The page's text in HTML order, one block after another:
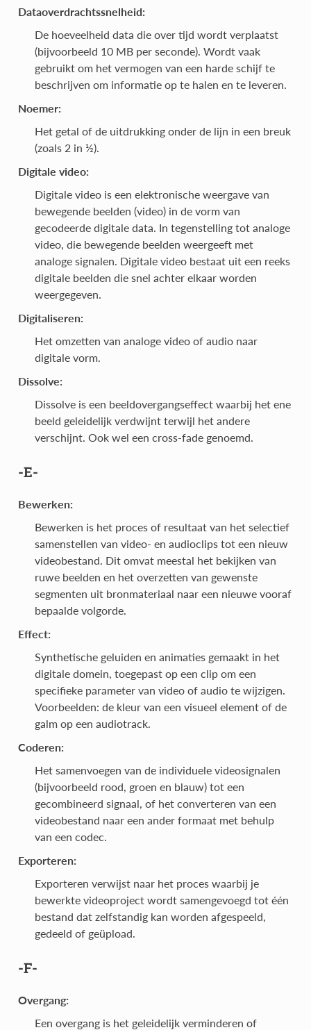
Dataoverdrachtssnelheid:
De hoeveelheid data die over tijd wordt verplaatst
(bijvoorbeeld 10 MB per seconde). Wordt vaak
gebruikt om het vermogen van een harde schijf te
beschrijven om informatie op te halen en te leveren.
Noemer:
Het getal of de uitdrukking onder de lijn in een breuk
(zoals 2 in ½).
Digitale video:
Digitale video is een elektronische weergave van
bewegende beelden (video) in de vorm van
gecodeerde digitale data. In tegenstelling tot analoge
video, die bewegende beelden weergeeft met
analoge signalen. Digitale video bestaat uit een reeks
digitale beelden die snel achter elkaar worden
weergegeven.
Digitaliseren:
Het omzetten van analoge video of audio naar
digitale vorm.
Dissolve:
Dissolve is een beeldovergangseffect waarbij het ene
beeld geleidelijk verdwijnt terwijl het andere
verschijnt. Ook wel een cross-fade genoemd.
-E-
Bewerken:
Bewerken is het proces of resultaat van het selectief
samenstellen van video- en audioclips tot een nieuw
videobestand. Dit omvat meestal het bekijken van
ruwe beelden en het overzetten van gewenste
segmenten uit bronmateriaal naar een nieuwe vooraf
bepaalde volgorde.
Effect:
Synthetische geluiden en animaties gemaakt in het
digitale domein, toegepast op een clip om een
specifieke parameter van video of audio te wijzigen.
Voorbeelden: de kleur van een visueel element of de
galm op een audiotrack.
Coderen:
Het samenvoegen van de individuele videosignalen
(bijvoorbeeld rood, groen en blauw) tot een
gecombineerd signaal, of het converteren van een
videobestand naar een ander formaat met behulp
van een codec.
Exporteren:
Exporteren verwijst naar het proces waarbij je
bewerkte videoproject wordt samengevoegd tot één
bestand dat zelfstandig kan worden afgespeeld,
gedeeld of geüpload.
-F-
Overgang:
Een overgang is het geleidelijk verminderen of